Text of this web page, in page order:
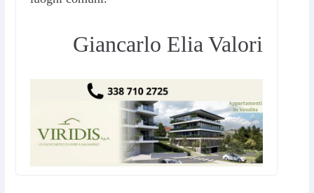
Giancarlo Elia Valori